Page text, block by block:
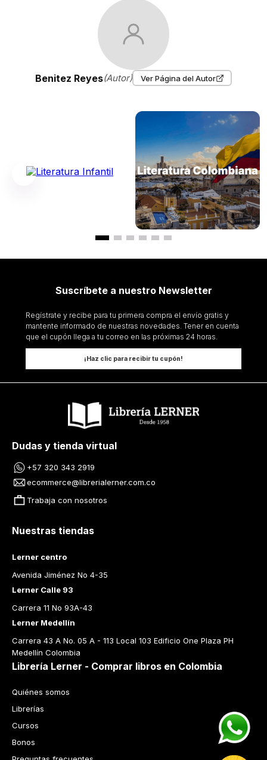
Benitez Reyes(Autor) Ver Página del Autor
Suscríbete a nuestro Newsletter
Regístrate y recibe para tu primera compra el envío gratis y
mantente informado de nuestras novedades. Tener en cuenta
que el cupón llega a tu correo en las próximas 24 horas.
¡Haz clic para recibir tu cupón!
Dudas y tienda virtual
+57 320 343 2919
ecommerce@librerialerner.com.co
Trabaja con nosotros
Nuestras tiendas
Lerner centro
Avenida Jiménez No 4-35
Lerner Calle 93
Carrera 11 No 93A-43
Lerner Medellín
Carrera 43 A No. 05 A - 113 Local 103 Edificio One Plaza PH
Medellín Colombia
Librería Lerner - Comprar libros en Colombia
Quiénes somos
Librerías
Cursos
Bonos